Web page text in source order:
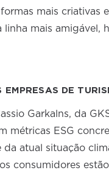
mais criativas
linha mais amigável,
EMPRESAS DE
Garkalns, da
métricas ESG
da atual situação
consumidores